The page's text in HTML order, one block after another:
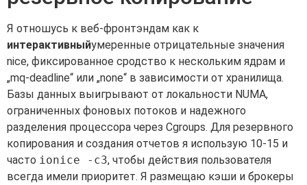
Я отношусь к веб-фронтэндам как к
интерактивныйумеренные отрицательные значения
nice, фиксированное сродство к нескольким ядрам и
„mq-deadline“ или „none“ в зависимости от хранилища.
Базы данных выигрывают от локальности NUMA,
ограниченных фоновых потоков и надежного
разделения процессора через Cgroups. Для резервного
копирования и создания отчетов я использую 10-15 и
часто ionice -c3, чтобы действия пользователя
всегда имели приоритет. Я размещаю кэши и брокеры